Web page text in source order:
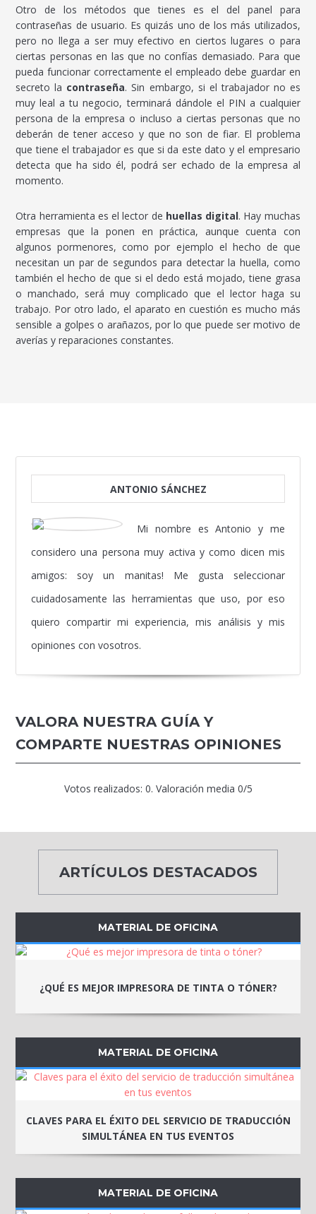
Otro de los métodos que tienes es el del panel para
contraseñas de usuario. Es quizás uno de los más utilizados,
pero no llega a ser muy efectivo en ciertos lugares o para
ciertas personas en las que no confías demasiado. Para que
pueda funcionar correctamente el empleado debe guardar en
secreto la contraseña. Sin embargo, si el trabajador no es
muy leal a tu negocio, terminará dándole el PIN a cualquier
persona de la empresa o incluso a ciertas personas que no
deberán de tener acceso y que no son de fiar. El problema
que tiene el trabajador es que si da este dato y el empresario
detecta que ha sido él, podrá ser echado de la empresa al
momento.
Otra herramienta es el lector de huellas digital. Hay muchas
empresas que la ponen en práctica, aunque cuenta con
algunos pormenores, como por ejemplo el hecho de que
necesitan un par de segundos para detectar la huella, como
también el hecho de que si el dedo está mojado, tiene grasa
o manchado, será muy complicado que el lector haga su
trabajo. Por otro lado, el aparato en cuestión es mucho más
sensible a golpes o arañazos, por lo que puede ser motivo de
averías y reparaciones constantes.
ANTONIO SÁNCHEZ
Mi nombre es Antonio y me
considero una persona muy activa y como dicen mis
amigos: soy un manitas! Me gusta seleccionar
cuidadosamente las herramientas que uso, por eso
quiero compartir mi experiencia, mis análisis y mis
opiniones con vosotros.
VALORA NUESTRA GUÍA Y
COMPARTE NUESTRAS OPINIONES
Votos realizados: 0. Valoración media 0/5
ARTÍCULOS DESTACADOS
MATERIAL DE OFICINA
¿QUÉ ES MEJOR IMPRESORA DE TINTA O TÓNER?
MATERIAL DE OFICINA
CLAVES PARA EL ÉXITO DEL SERVICIO DE TRADUCCIÓN
SIMULTÁNEA EN TUS EVENTOS
MATERIAL DE OFICINA